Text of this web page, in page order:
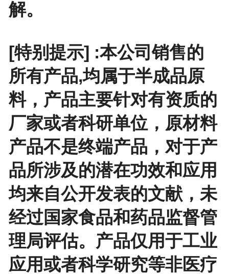
解。
[特别提示] :本公司销售的
所有产品,均属于半成品原
料，产品主要针对有资质的
厂家或者科研单位，原材料
产品不是终端产品，对于产
品所涉及的潜在功效和应用
均来自公开发表的文献，未
经过国家食品和药品监督管
理局评估。产品仅用于工业
应用或者科学研究等非医疗